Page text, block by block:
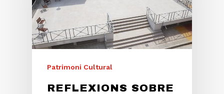
Patrimoni Cultural
REFLEXIONS SOBRE